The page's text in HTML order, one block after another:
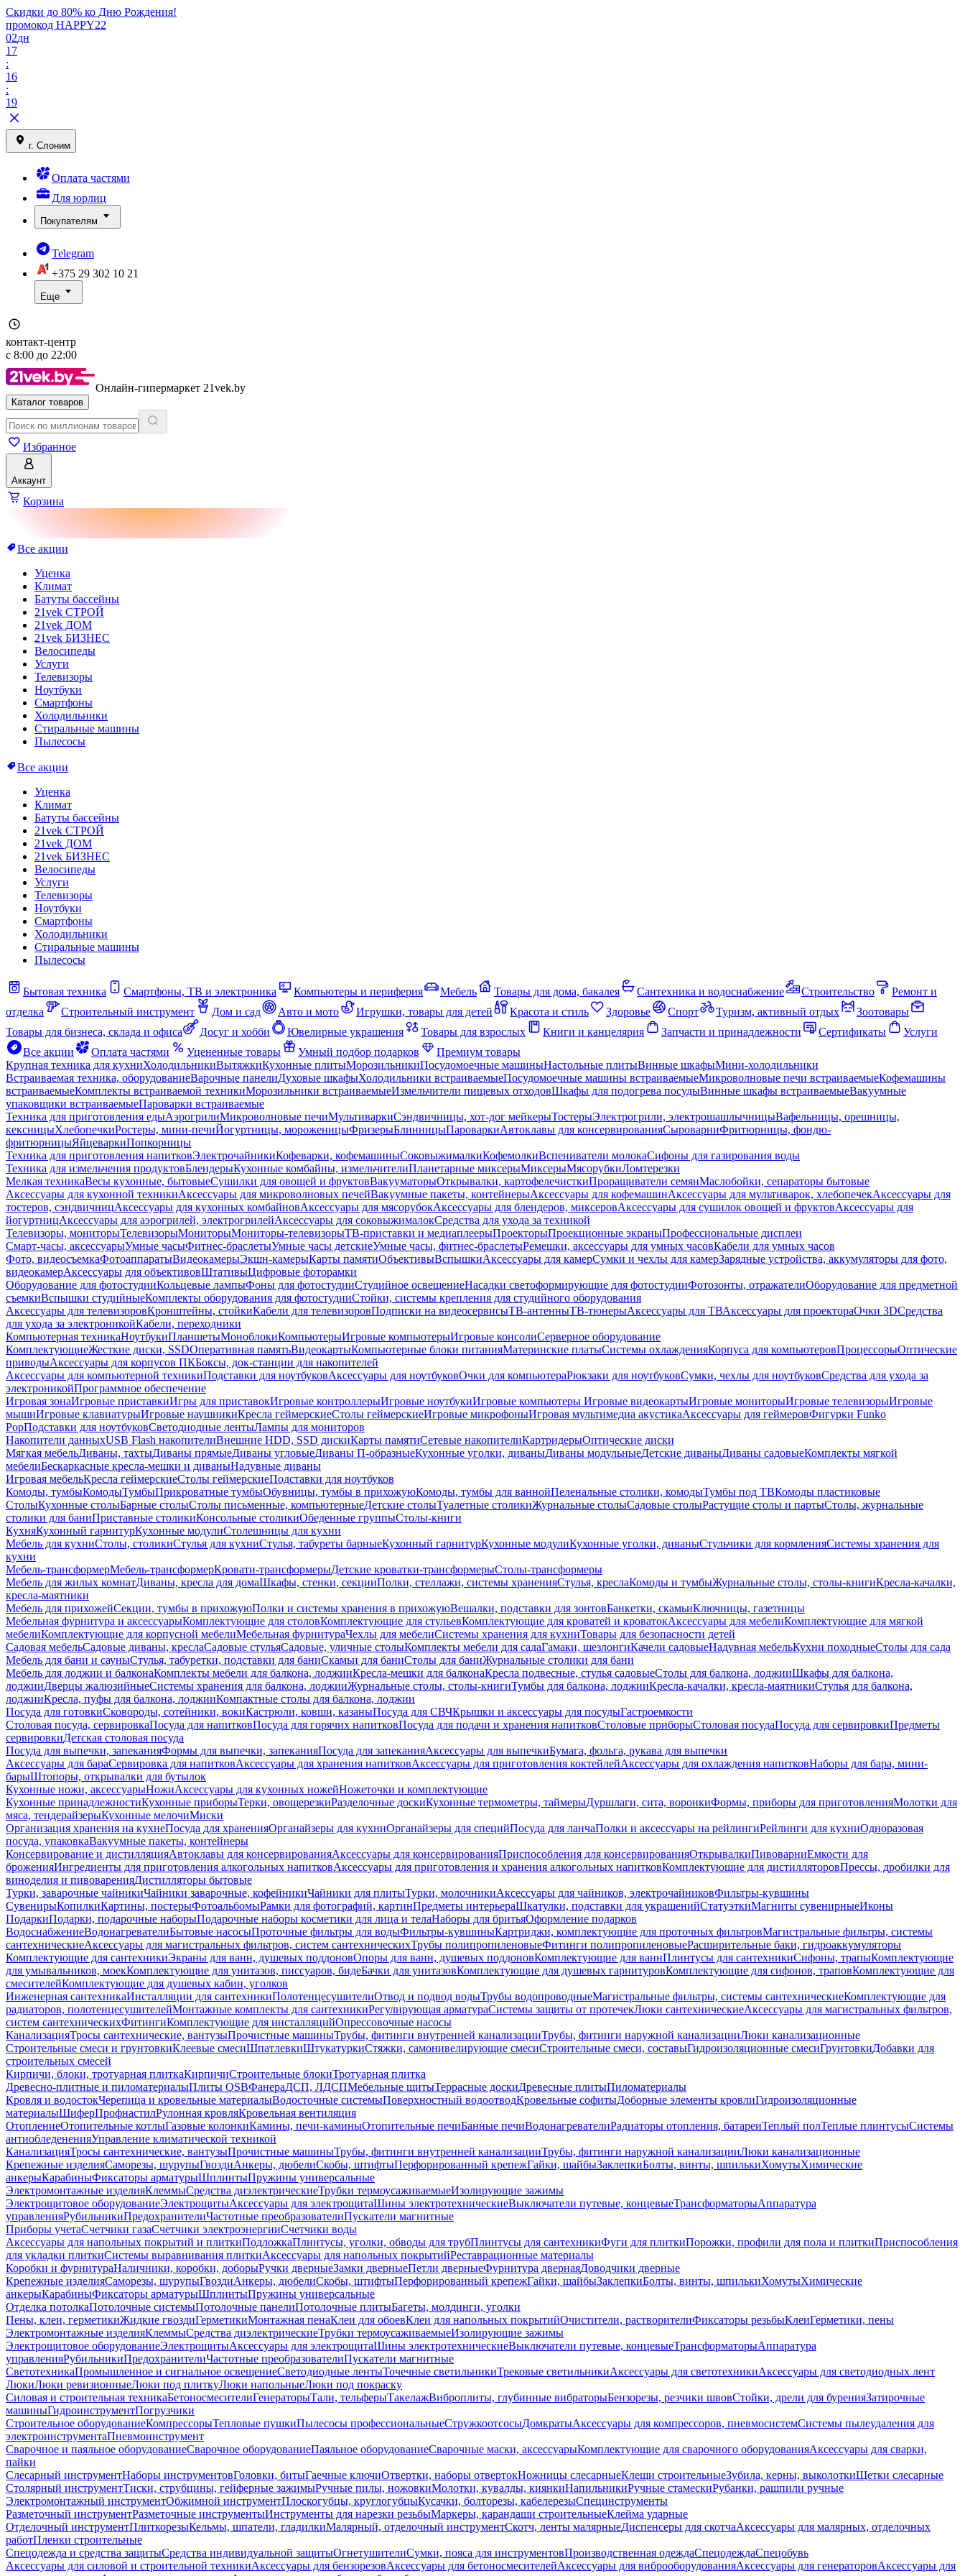
Скидки до 80% ко Дню Рождения!
промокод HAPPY22
02дн
17
:
16
:
19
г. Слоним
Оплата частями
Для юрлиц
Покупателям
Telegram
+375 29 302 10 21
Еще
контакт-центр
с 8:00 до 22:00
Онлайн-гипермаркет 21vek.by
Каталог товаров
Избранное
Аккаунт
Корзина
Все акции
Уценка
Климат
Батуты бассейны
21vek СТРОЙ
21vek ДОМ
21vek БИЗНЕС
Велосипеды
Услуги
Телевизоры
Ноутбуки
Смартфоны
Холодильники
Стиральные машины
Пылесосы
Все акции
Уценка
Климат
Батуты бассейны
21vek СТРОЙ
21vek ДОМ
21vek БИЗНЕС
Велосипеды
Услуги
Телевизоры
Ноутбуки
Смартфоны
Холодильники
Стиральные машины
Пылесосы
Бытовая техника Смартфоны, ТВ и электроника Компьютеры и периферия Мебель Товары для дома, бакалея Сантехника и водоснабжение Строительство
Ремонт и
отделка
Строительный инструмент Дом и сад Авто и мото Игрушки, товары для детей Красота и стиль Здоровье Спорт Туризм, активный отдых
Зоотовары
Товары для бизнеса, склада и офиса
Досуг и хобби Ювелирные украшения Товары для взрослых Книги и канцелярия Запчасти и принадлежности Сертификаты
Услуги
Все акции
Оплата частями Уцененные товары Умный подбор подарков
Премиум товары
Крупная техника для кухниХолодильникиВытяжкиКухонные плитыМорозильникиПосудомоечные машиныНастольные плитыВинные шкафыМини-холодильники
Встраиваемая техника, оборудованиеВарочные панелиДуховые шкафыХолодильники встраиваемыеПосудомоечные машины встраиваемыеМикроволновые печи встраиваемыеКофемашины
встраиваемыеКомплекты встраиваемой техникиМорозильники встраиваемыеИзмельчители пищевых отходовШкафы для подогрева посудыВинные шкафы встраиваемыеВакуумные
упаковщики встраиваемыеПароварки встраиваемые
Техника для приготовления едыАэрогрилиМикроволновые печиМультиваркиСэндвичницы, хот-дог мейкерыТостерыЭлектрогрили, электрошашлычницыВафельницы, орешницы,
кексницыХлебопечкиРостеры, мини-печиЙогуртницы, мороженицыФризерыБлинницыПароваркиАвтоклавы для консервированияСыроварниФритюрницы, фондю-
фритюрницыЯйцеваркиПопкорницы
Техника для приготовления напитковЭлектрочайникиКофеварки, кофемашиныСоковыжималкиКофемолкиВспениватели молокаСифоны для газирования воды
Техника для измельчения продуктовБлендерыКухонные комбайны, измельчителиПланетарные миксерыМиксерыМясорубкиЛомтерезки
Мелкая техникаВесы кухонные, бытовыеСушилки для овощей и фруктовВакууматорыОткрывалки, картофелечисткиПроращиватели семянМаслобойки, сепараторы бытовые
Аксессуары для кухонной техникиАксессуары для микроволновых печейВакуумные пакеты, контейнерыАксессуары для кофемашинАксессуары для мультиварок, хлебопечекАксессуары для
тостеров, сэндвичницАксессуары для кухонных комбайновАксессуары для мясорубокАксессуары для блендеров, миксеровАксессуары для сушилок овощей и фруктовАксессуары для
йогуртницАксессуары для аэрогрилей, электрогрилейАксессуары для соковыжималокСредства для ухода за техникой
Телевизоры, мониторыТелевизорыМониторыМониторы-телевизорыТВ-приставки и медиаплеерыПроекторыПроекционные экраныПрофессиональные дисплеи
Смарт-часы, аксессуарыУмные часыФитнес-браслетыУмные часы детскиеУмные часы, фитнес-браслетыРемешки, аксессуары для умных часовКабели для умных часов
Фото, видеосъемкаФотоаппаратыВидеокамерыЭкшн-камерыКарты памятиОбъективыВспышкиАксессуары для камерСумки и чехлы для камерЗарядные устройства, аккумуляторы для фото,
видеокамерАксессуары для объективовШтативыЦифровые фоторамки
Оборудование для фотостудииКольцевые лампыФоны для фотостудииСтудийное освещениеНасадки светоформирующие для фотостудииФотозонты, отражателиОборудование для предметной
съемкиВспышки студийныеКомплекты оборудования для фотостудииСтойки, системы крепления для студийного оборудования
Аксессуары для телевизоровКронштейны, стойкиКабели для телевизоровПодписки на видеосервисыТВ-антенныТВ-тюнерыАксессуары для ТВАксессуары для проектораОчки 3DСредства
для ухода за электроникойКабели, переходники
Компьютерная техникаНоутбукиПланшетыМоноблокиКомпьютерыИгровые компьютерыИгровые консолиСерверное оборудование
КомплектующиеЖесткие диски, SSDОперативная памятьВидеокартыКомпьютерные блоки питанияМатеринские платыСистемы охлажденияКорпуса для компьютеровПроцессорыОптические
приводыАксессуары для корпусов ПКБоксы, док-станции для накопителей
Аксессуары для компьютерной техникиПодставки для ноутбуковАксессуары для ноутбуковОчки для компьютераРюкзаки для ноутбуковСумки, чехлы для ноутбуковСредства для ухода за
электроникойПрограммное обеспечение
Игровая зонаИгровые приставкиИгры для приставокИгровые контроллерыИгровые ноутбукиИгровые компьютеры Игровые видеокартыИгровые мониторыИгровые телевизорыИгровые
мышиИгровые клавиатурыИгровые наушникиКресла геймерскиеСтолы геймерскиеИгровые микрофоныИгровая мультимедиа акустикаАксессуары для геймеровФигурки Funko
PopПодставки для ноутбуковСветодиодные лентыЛампы для мониторов
Накопители данныхUSB Flash накопителиВнешние HDD, SSD дискиКарты памятиСетевые накопителиКартридерыОптические диски
Мягкая мебельДиваны, тахтыДиваны прямыеДиваны угловыеДиваны П-образныеКухонные уголки, диваныДиваны модульныеДетские диваныДиваны садовыеКомплекты мягкой
мебелиБескаркасные кресла-мешки и диваныНадувные диваны
Игровая мебельКресла геймерскиеСтолы геймерскиеПодставки для ноутбуков
Комоды, тумбыКомодыТумбыПрикроватные тумбыОбувницы, тумбы в прихожуюКомоды, тумбы для ваннойПеленальные столики, комодыТумбы под ТВКомоды пластиковые
СтолыКухонные столыБарные столыСтолы письменные, компьютерныеДетские столыТуалетные столикиЖурнальные столыСадовые столыРастущие столы и партыСтолы, журнальные
столики для баниПриставные столикиКонсольные столикиОбеденные группыСтолы-книги
КухняКухонный гарнитурКухонные модулиСтолешницы для кухни
Мебель для кухниСтолы, столикиСтулья для кухниСтулья, табуреты барныеКухонный гарнитурКухонные модулиКухонные уголки, диваныСтульчики для кормленияСистемы хранения для
кухни
Мебель-трансформерМебель-трансформерКровати-трансформерыДетские кроватки-трансформерыСтолы-трансформеры
Мебель для жилых комнатДиваны, кресла для домаШкафы, стенки, секцииПолки, стеллажи, системы храненияСтулья, креслаКомоды и тумбыЖурнальные столы, столы-книгиКресла-качалки,
кресла-маятники
Мебель для прихожейСекции, тумбы в прихожуюПолки и системы хранения в прихожуюВешалки, подставки для зонтовБанкетки, скамьиКлючницы, газетницы
Мебельная фурнитура и аксессуарыКомплектующие для столовКомплектующие для стульевКомплектующие для кроватей и кроватокАксессуары для мебелиКомплектующие для мягкой
мебелиКомплектующие для корпусной мебелиМебельная фурнитураЧехлы для мебелиСистемы хранения для кухниТовары для безопасности детей
Садовая мебельСадовые диваны, креслаСадовые стульяСадовые, уличные столыКомплекты мебели для садаГамаки, шезлонгиКачели садовыеНадувная мебельКухни походныеСтолы для сада
Мебель для бани и сауныСтулья, табуретки, подставки для баниСкамьи для баниСтолы для баниЖурнальные столики для бани
Мебель для лоджии и балконаКомплекты мебели для балкона, лоджииКресла-мешки для балконаКресла подвесные, стулья садовыеСтолы для балкона, лоджииШкафы для балкона,
лоджииДверцы жалюзийныеСистемы хранения для балкона, лоджииЖурнальные столы, столы-книгиТумбы для балкона, лоджииКресла-качалки, кресла-маятникиСтулья для балкона,
лоджииКресла, пуфы для балкона, лоджииКомпактные столы для балкона, лоджии
Посуда для готовкиСковороды, сотейники, вокиКастрюли, ковши, казаныПосуда для СВЧКрышки и аксессуары для посудыГастроемкости
Столовая посуда, сервировкаПосуда для напитковПосуда для горячих напитковПосуда для подачи и хранения напитковСтоловые приборыСтоловая посудаПосуда для сервировкиПредметы
сервировкиДетская столовая посуда
Посуда для выпечки, запеканияФормы для выпечки, запеканияПосуда для запеканияАксессуары для выпечкиБумага, фольга, рукава для выпечки
Аксессуары для бараСервировка для напитковАксессуары для хранения напитковАксессуары для приготовления коктейлейАксессуары для охлаждения напитковНаборы для бара, мини-
барыШтопоры, открывалки для бутылок
Кухонные ножи, аксессуарыНожиАксессуары для кухонных ножейНожеточки и комплектующие
Кухонные принадлежностиКухонные приборыТерки, овощерезкиРазделочные доскиКухонные термометры, таймерыДуршлаги, сита, воронкиФормы, приборы для приготовленияМолотки для
мяса, тендерайзерыКухонные мелочиМиски
Организация хранения на кухнеПосуда для храненияОрганайзеры для кухниОрганайзеры для специйПосуда для ланчаПолки и аксессуары на рейлингиРейлинги для кухниОдноразовая
посуда, упаковкаВакуумные пакеты, контейнеры
Консервирование и дистилляцияАвтоклавы для консервированияАксессуары для консервированияПриспособления для консервированияОткрывалкиПивоварниЕмкости для
броженияИнгредиенты для приготовления алкогольных напитковАксессуары для приготовления и хранения алкогольных напитковКомплектующие для дистилляторовПрессы, дробилки для
виноделия и пивоваренияДистилляторы бытовые
Турки, заварочные чайникиЧайники заварочные, кофейникиЧайники для плитыТурки, молочникиАксессуары для чайников, электрочайниковФильтры-кувшины
СувенирыКопилкиКартины, постерыФотоальбомыРамки для фотографий, картинПредметы интерьераШкатулки, подставки для украшенийСтатуэткиМагниты сувенирныеИконы
ПодаркиПодарки, подарочные наборыПодарочные наборы косметики для лица и телаНаборы для бритьяОформление подарков
ВодоснабжениеВодонагревателиБытовые насосыПроточные фильтры для водыФильтры-кувшиныКартриджи, комплектующие для проточных фильтровМагистральные фильтры, системы
сантехническиеАксессуары для магистральных фильтров, систем сантехническихТрубы полипропиленовыеФитинги полипропиленовыеРасширительные баки, гидроаккумуляторы
Комплектующие для сантехникиЭкраны для ванн, душевых поддоновОпоры для ванн, душевых поддоновКомплектующие для ваннПлинтусы для сантехникиСифоны, трапыКомплектующие
для умывальников, моекКомплектующие для унитазов, писсуаров, бидеБачки для унитазовКомплектующие для душевых гарнитуровКомплектующие для сифонов, траповКомплектующие для
смесителейКомплектующие для душевых кабин, уголков
Инженерная сантехникаИнсталляции для сантехникиПолотенцесушителиОтвод и подвод водыТрубы водопроводныеМагистральные фильтры, системы сантехническиеКомплектующие для
радиаторов, полотенцесушителейМонтажные комплекты для сантехникиРегулирующая арматураСистемы защиты от протечекЛюки сантехническиеАксессуары для магистральных фильтров,
систем сантехническихФитингиКомплектующие для инсталляцийОпрессовочные насосы
КанализацияТросы сантехнические, вантузыПрочистные машиныТрубы, фитинги внутренней канализацииТрубы, фитинги наружной канализацииЛюки канализационные
Строительные смеси и грунтовкиКлеевые смесиШпатлевкиШтукатуркиСтяжки, самонивелирующие смесиСтроительные смеси, составыГидроизоляционные смесиГрунтовкиДобавки для
строительных смесей
Кирпичи, блоки, тротуарная плиткаКирпичиСтроительные блокиТротуарная плитка
Древесно-плитные и пиломатериалыПлиты OSBФанераДСП, ЛДСПМебельные щитыТеррасные доскиДревесные плитыПиломатериалы
Кровля и водостокЧерепица и кровельные материалыВодосточные системыПоверхностный водоотводКровельные софитыДоборные элементы кровлиГидроизоляционные
материалыШиферПрофнастилРулонная кровляКровельная вентиляция
ОтоплениеОтопительные котлыГазовые колонкиКамины, печи-каминыОтопительные печиБанные печиВодонагревателиРадиаторы отопления, батареиТеплый полТеплые плинтусыСистемы
антиобледененияУправление климатической техникой
КанализацияТросы сантехнические, вантузыПрочистные машиныТрубы, фитинги внутренней канализацииТрубы, фитинги наружной канализацииЛюки канализационные
Крепежные изделияСаморезы, шурупыГвоздиАнкеры, дюбелиСкобы, штифтыПерфорированный крепежГайки, шайбыЗаклепкиБолты, винты, шпилькиХомутыХимические
анкерыКарабиныФиксаторы арматурыШплинтыПружины универсальные
Электромонтажные изделияКлеммыСредства диэлектрическиеТрубки термоусаживаемыеИзолирующие зажимы
Электрощитовое оборудованиеЭлектрощитыАксессуары для электрощитаШины электротехническиеВыключатели путевые, концевыеТрансформаторыАппаратура
управленияРубильникиПредохранителиЧастотные преобразователиПускатели магнитные
Приборы учетаСчетчики газаСчетчики электроэнергииСчетчики воды
Аксессуары для напольных покрытий и плиткиПодложкаПлинтусы, уголки, обводы для трубПлинтусы для сантехникиФуги для плиткиПорожки, профили для пола и плиткиПриспособления
для укладки плиткиСистемы выравнивания плиткиАксессуары для напольных покрытийРеставрационные материалы
Коробки и фурнитураНаличники, коробки, доборыРучки дверныеЗамки дверныеПетли дверныеФурнитура двернаяДоводчики дверные
Крепежные изделияСаморезы, шурупыГвоздиАнкеры, дюбелиСкобы, штифтыПерфорированный крепежГайки, шайбыЗаклепкиБолты, винты, шпилькиХомутыХимические
анкерыКарабиныФиксаторы арматурыШплинтыПружины универсальные
Отделка потолкаПотолочные системыПотолочные панелиПотолочные плитыБагеты, молдинги, уголки
Пены, клеи, герметикиЖидкие гвоздиГерметикиМонтажная пенаКлеи для обоевКлеи для напольных покрытийОчистители, растворителиФиксаторы резьбыКлеиГерметики, пены
Электромонтажные изделияКлеммыСредства диэлектрическиеТрубки термоусаживаемыеИзолирующие зажимы
Электрощитовое оборудованиеЭлектрощитыАксессуары для электрощитаШины электротехническиеВыключатели путевые, концевыеТрансформаторыАппаратура
управленияРубильникиПредохранителиЧастотные преобразователиПускатели магнитные
СветотехникаПромышленное и сигнальное освещениеСветодиодные лентыТочечные светильникиТрековые светильникиАксессуары для светотехникиАксессуары для светодиодных лент
ЛюкиЛюки ревизионныеЛюки под плиткуЛюки напольныеЛюки под покраску
Силовая и строительная техникаБетоносмесителиГенераторыТали, тельферыТакелажВиброплиты, глубинные вибраторыБензорезы, резчики швовСтойки, дрели для буренияЗатирочные
машиныГидроинструментПогрузчики
Строительное оборудованиеКомпрессорыТепловые пушкиПылесосы профессиональныеСтружкоотсосыДомкратыАксессуары для компрессоров, пневмосистемСистемы пылеудаления для
электроинструментаПневмоинструмент
Сварочное и паяльное оборудованиеСварочное оборудованиеПаяльное оборудованиеСварочные маски, аксессуарыКомплектующие для сварочного оборудованияАксессуары для сварки,
пайки
Слесарный инструментНаборы инструментовГоловки, битыГаечные ключиОтвертки, наборы отвертокНожницы слесарныеКлещи строительныеЗубила, керны, выколоткиЩетки слесарные
Столярный инструментТиски, струбцины, гейферные зажимыРучные пилы, ножовкиМолотки, кувалды, киянкиНапильникиРучные стамескиРубанки, рашпили ручные
Электромонтажный инструментОбжимной инструментПлоскогубцы, круглогубцыКусачки, болторезы, кабелерезыСпецинструменты
Разметочный инструментРазметочные инструментыИнструменты для нарезки резьбыМаркеры, карандаши строительныеКлейма ударные
Отделочный инструментПлиткорезыКельмы, шпатели, гладилкиМалярный, отделочный инструментСкотч, ленты малярныеДиспенсеры для скотчаАксессуары для малярных, отделочных
работПленки строительные
Спецодежда и средства защитыСредства индивидуальной защитыОгнетушителиСумки, пояса для инструментовПроизводственная одеждаСпецодеждаСпецобувь
Аксессуары для силовой и строительной техникиАксессуары для бензорезовАксессуары для бетоносмесителейАксессуары для виброоборудованияАксессуары для генераторовАксессуары для